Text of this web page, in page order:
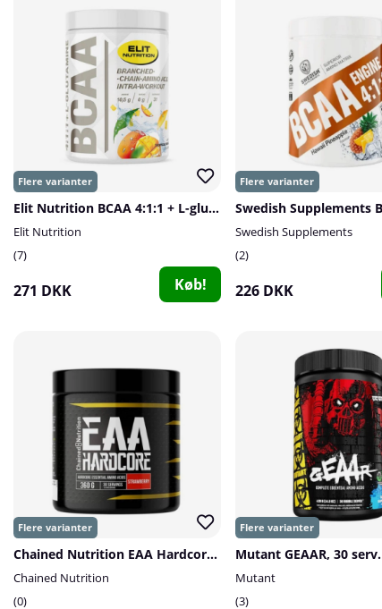
Elit Nutrition BCAA 4:1:1 + L-glutamine, 400 g
Elit Nutrition
7
271 DKK Køb!
Swedish Supplements
2
226 DKK
Chained Nutrition EAA Hardcore, 320 g
Chained Nutrition
0
Mutant GEAAR, 30 serv.
Mutant
3